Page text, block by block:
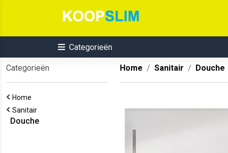
Categorieën
Categorieën
Home
Sanitair
Douche
Home Sanitair Douche